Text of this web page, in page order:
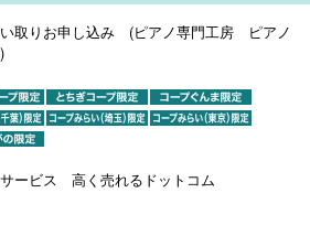
い取りお申し込み (ピアノ専門工房 ピアノ
ービス 高く売れるドットコム